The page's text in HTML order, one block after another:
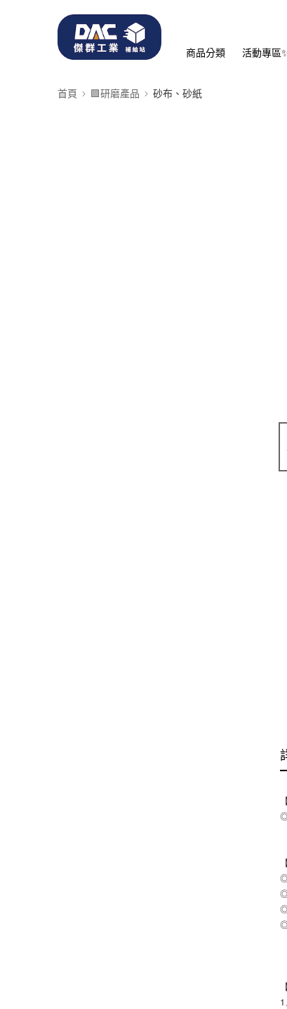
商品分類 活動專區
首頁 🟪研磨產品 砂布、砂紙